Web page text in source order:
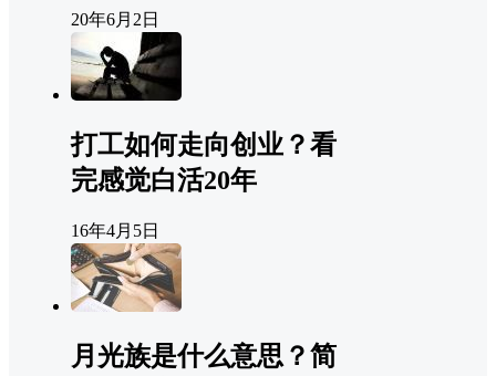
20年6月2日
打工如何走向创业？看
完感觉白活20年
16年4月5日
月光族是什么意思？简